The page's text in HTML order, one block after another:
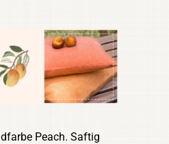
Peach. Saftig